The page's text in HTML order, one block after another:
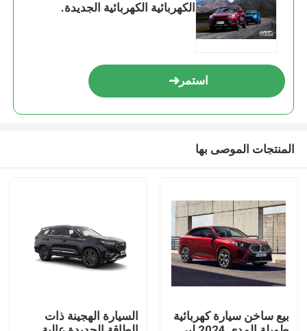
الكهربائية الكهربائية الجديدة.
استمر
المنتجات الموصى بها
بيع ساخن سيارة كهربائية
السيارة الهجينة ذات